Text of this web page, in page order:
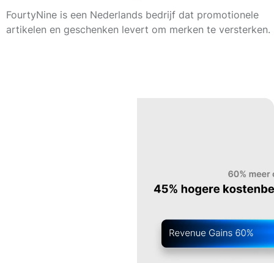
FourtyNine is een Nederlands bedrijf dat promotionele
artikelen en geschenken levert om merken te versterken.